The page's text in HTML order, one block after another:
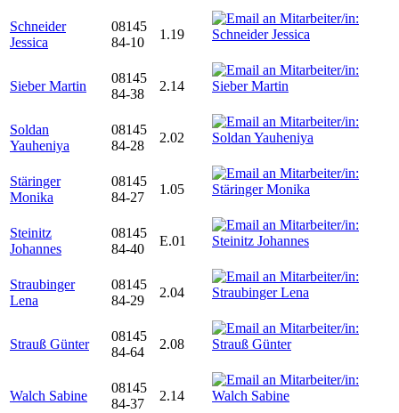
Schneider
Jessica
08145
84-10
1.19
Sieber Martin
08145
84-38
2.14
Soldan
Yauheniya
08145
84-28
2.02
Stäringer
Monika
08145
84-27
1.05
Steinitz
Johannes
08145
84-40
E.01
Straubinger
Lena
08145
84-29
2.04
Strauß Günter
08145
84-64
2.08
Walch Sabine
08145
84-37
2.14